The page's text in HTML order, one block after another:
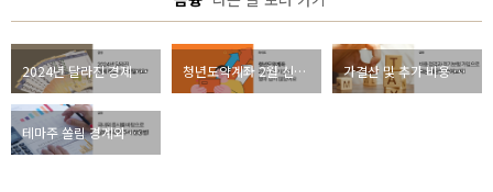
2024년 달라진 경제 제도는 무엇일까요? 청년도약계좌 2월 신청 기간이 얼마 남지 않았어요 가결산 및 추가 비용 반영으로 예상 세금을 줄이는 법
테마주 쏠림 경계와 폭락한 우량주 활용법!